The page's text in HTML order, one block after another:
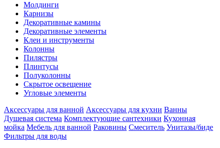
Молдинги
Карнизы
Декоративные камины
Декоративные элементы
Клеи и инструменты
Колонны
Пилястры
Плинтусы
Полуколонны
Скрытое освещение
Угловые элементы
Аксессуары для ванной Аксессуары для кухни Ванны
Душевая система Комплектующие сантехники Кухонная
мойка Мебель для ванной Раковины Смеситель Унитазы/биде
Фильтры для воды